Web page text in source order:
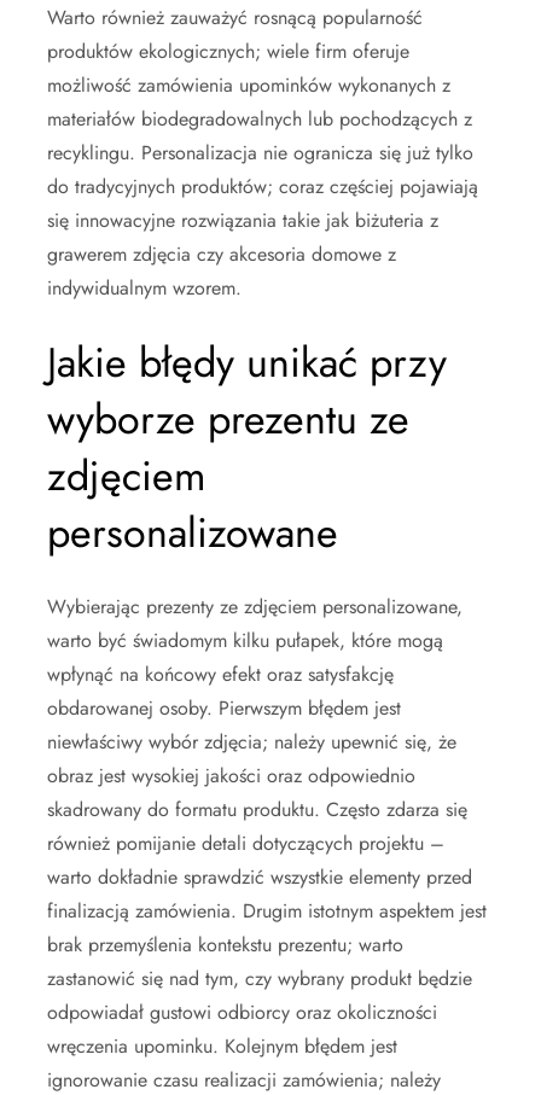
Warto również zauważyć rosnącą popularność
produktów ekologicznych; wiele firm oferuje
możliwość zamówienia upominków wykonanych z
materiałów biodegradowalnych lub pochodzących z
recyklingu. Personalizacja nie ogranicza się już tylko
do tradycyjnych produktów; coraz częściej pojawiają
się innowacyjne rozwiązania takie jak biżuteria z
grawerem zdjęcia czy akcesoria domowe z
indywidualnym wzorem.
Jakie błędy unikać przy
wyborze prezentu ze
zdjęciem
personalizowane
Wybierając prezenty ze zdjęciem personalizowane,
warto być świadomym kilku pułapek, które mogą
wpłynąć na końcowy efekt oraz satysfakcję
obdarowanej osoby. Pierwszym błędem jest
niewłaściwy wybór zdjęcia; należy upewnić się, że
obraz jest wysokiej jakości oraz odpowiednio
skadrowany do formatu produktu. Często zdarza się
również pomijanie detali dotyczących projektu –
warto dokładnie sprawdzić wszystkie elementy przed
finalizacją zamówienia. Drugim istotnym aspektem jest
brak przemyślenia kontekstu prezentu; warto
zastanowić się nad tym, czy wybrany produkt będzie
odpowiadał gustowi odbiorcy oraz okoliczności
wręczenia upominku. Kolejnym błędem jest
ignorowanie czasu realizacji zamówienia; należy